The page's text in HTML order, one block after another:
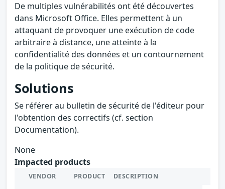
De multiples vulnérabilités ont été découvertes
dans Microsoft Office. Elles permettent à un
attaquant de provoquer une exécution de code
arbitraire à distance, une atteinte à la
confidentialité des données et un contournement
de la politique de sécurité.
Solutions
Se référer au bulletin de sécurité de l'éditeur pour
l'obtention des correctifs (cf. section
Documentation).
None
Impacted products
VENDOR PRODUCT DESCRIPTION